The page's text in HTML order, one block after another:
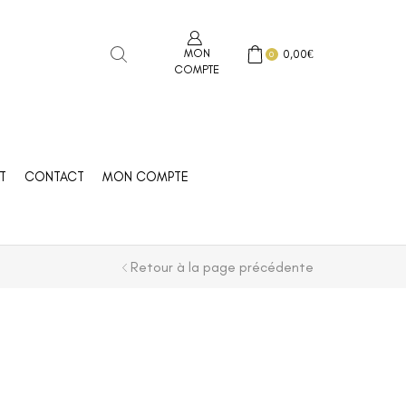
MON
COMPTE
0 0,00€
CONTACT MON COMPTE
Retour à la page précédente